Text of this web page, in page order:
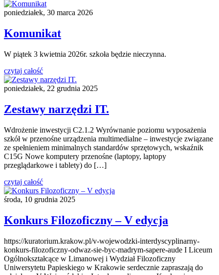
poniedziałek, 30 marca 2026
Komunikat
W piątek 3 kwietnia 2026r. szkoła będzie nieczynna.
czytaj całość
poniedziałek, 22 grudnia 2025
Zestawy narzędzi IT.
Wdrożenie inwestycji C2.1.2 Wyrównanie poziomu wyposażenia
szkół w przenośne urządzenia multimedialne – inwestycje związane
ze spełnieniem minimalnych standardów sprzętowych, wskaźnik
C15G Nowe komputery przenośne (laptopy, laptopy
przeglądarkowe i tablety) do […]
czytaj całość
środa, 10 grudnia 2025
Konkurs Filozoficzny – V edycja
https://kuratorium.krakow.pl/v-wojewodzki-interdyscyplinarny-
konkurs-filozoficzny-odwaz-sie-byc-madrym-sapere-aude I Liceum
Ogólnokształcące w Limanowej i Wydział Filozoficzny
Uniwersytetu Papieskiego w Krakowie serdecznie zapraszają do